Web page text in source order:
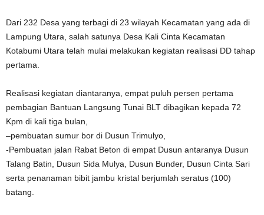
Dari 232 Desa yang terbagi di 23 wilayah Kecamatan yang ada di
Lampung Utara, salah satunya Desa Kali Cinta Kecamatan
Kotabumi Utara telah mulai melakukan kegiatan realisasi DD tahap
pertama.
Realisasi kegiatan diantaranya, empat puluh persen pertama
pembagian Bantuan Langsung Tunai BLT dibagikan kepada 72
Kpm di kali tiga bulan,
–pembuatan sumur bor di Dusun Trimulyo,
-Pembuatan jalan Rabat Beton di empat Dusun antaranya Dusun
Talang Batin, Dusun Sida Mulya, Dusun Bunder, Dusun Cinta Sari
serta penanaman bibit jambu kristal berjumlah seratus (100)
batang.